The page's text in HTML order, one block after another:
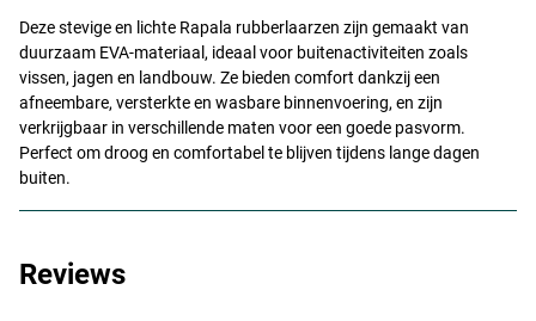
Deze stevige en lichte Rapala rubberlaarzen zijn gemaakt van
duurzaam EVA-materiaal, ideaal voor buitenactiviteiten zoals
vissen, jagen en landbouw. Ze bieden comfort dankzij een
afneembare, versterkte en wasbare binnenvoering, en zijn
verkrijgbaar in verschillende maten voor een goede pasvorm.
Perfect om droog en comfortabel te blijven tijdens lange dagen
buiten.
Reviews